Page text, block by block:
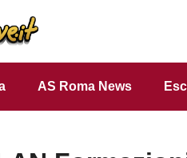
AS Roma News